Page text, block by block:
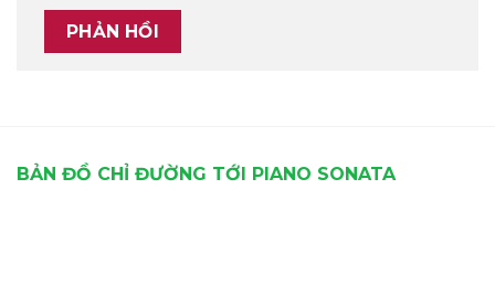
BẢN ĐỒ CHỈ ĐƯỜNG TỚI PIANO SONATA